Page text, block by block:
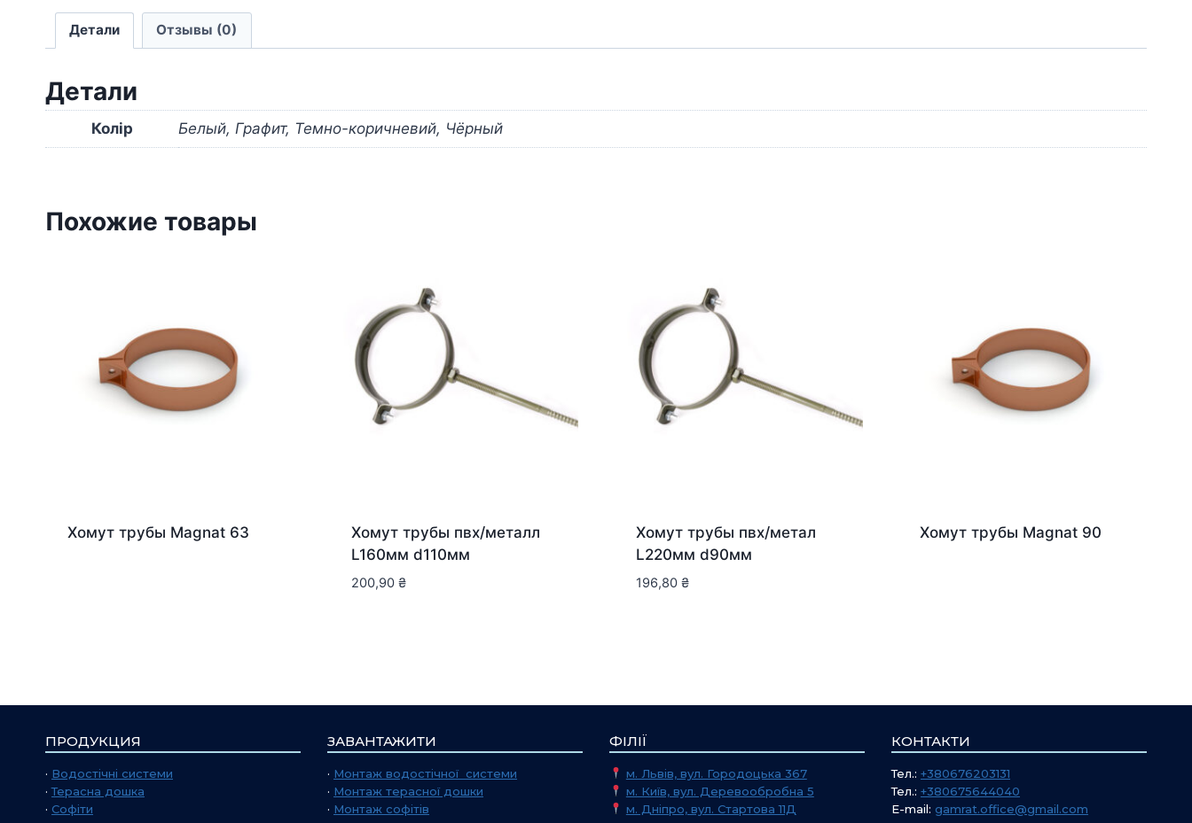
Детали Отзывы (0)
Детали
Колір Белый, Графит, Темно-коричневий, Чёрный
Похожие товары
Хомут трубы Magnat 63
Хомут трубы пвх/металл
L160мм d110мм
200,90 ₴
Хомут трубы пвх/метал
L220мм d90мм
196,80 ₴
Хомут трубы Magnat 90
ПРОДУКЦИЯ
· Водостічні системи
·Терасна дошка
· Софіти
ЗАВАНТАЖИТИ
· Монтаж водостічної системи
· Монтаж терасної дошки
· Монтаж софітів
ФІЛІЇ
м. Львів, вул. Городоцька 367
м. Київ, вул. Деревообробна 5
м. Дніпро, вул. Стартова 11Д
КОНТАКТИ
Тел.: +380676203131
Тел.: +380675644040
E-mail: gamrat.office@gmail.com